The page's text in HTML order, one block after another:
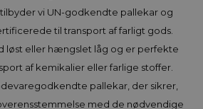
vi UN-godkendte pallekar og
til transport af farligt gods.
løst eller hængslet låg og er perfekte
af kemikalier eller farlige stoffer.
pallekar, der sikrer,
med de nødvendige